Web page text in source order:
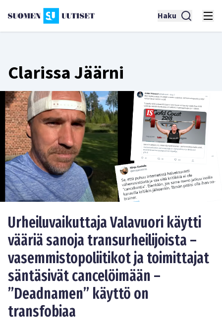
Haku
Clarissa Jäärni
Urheiluvaikuttaja Valavuori käytti
vääriä sanoja transurheilijoista –
vasemmistopoliitikot ja toimittajat
säntäsivät cancelöimään –
”Deadnamen” käyttö on
transfobiaa